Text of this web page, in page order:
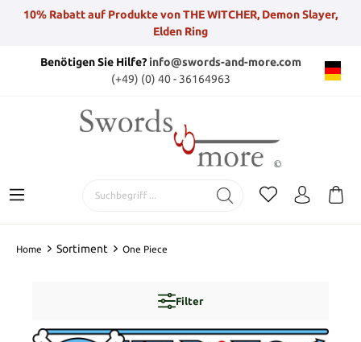
10% Rabatt auf Produkte von THE WITCHER, Demon Slayer,
Elden Ring
Benötigen Sie Hilfe?info@swords-and-more.com
(+49) (0) 40 - 36164963
Home Sortiment One Piece
Filter